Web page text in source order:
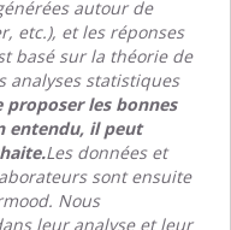
autour de
etc.), et les réponses
basé sur la théorie de
analyses statistiques
proposer les bonnes
entendu, il peut
Les données et
sont ensuite
Nous
leur analyse et leur